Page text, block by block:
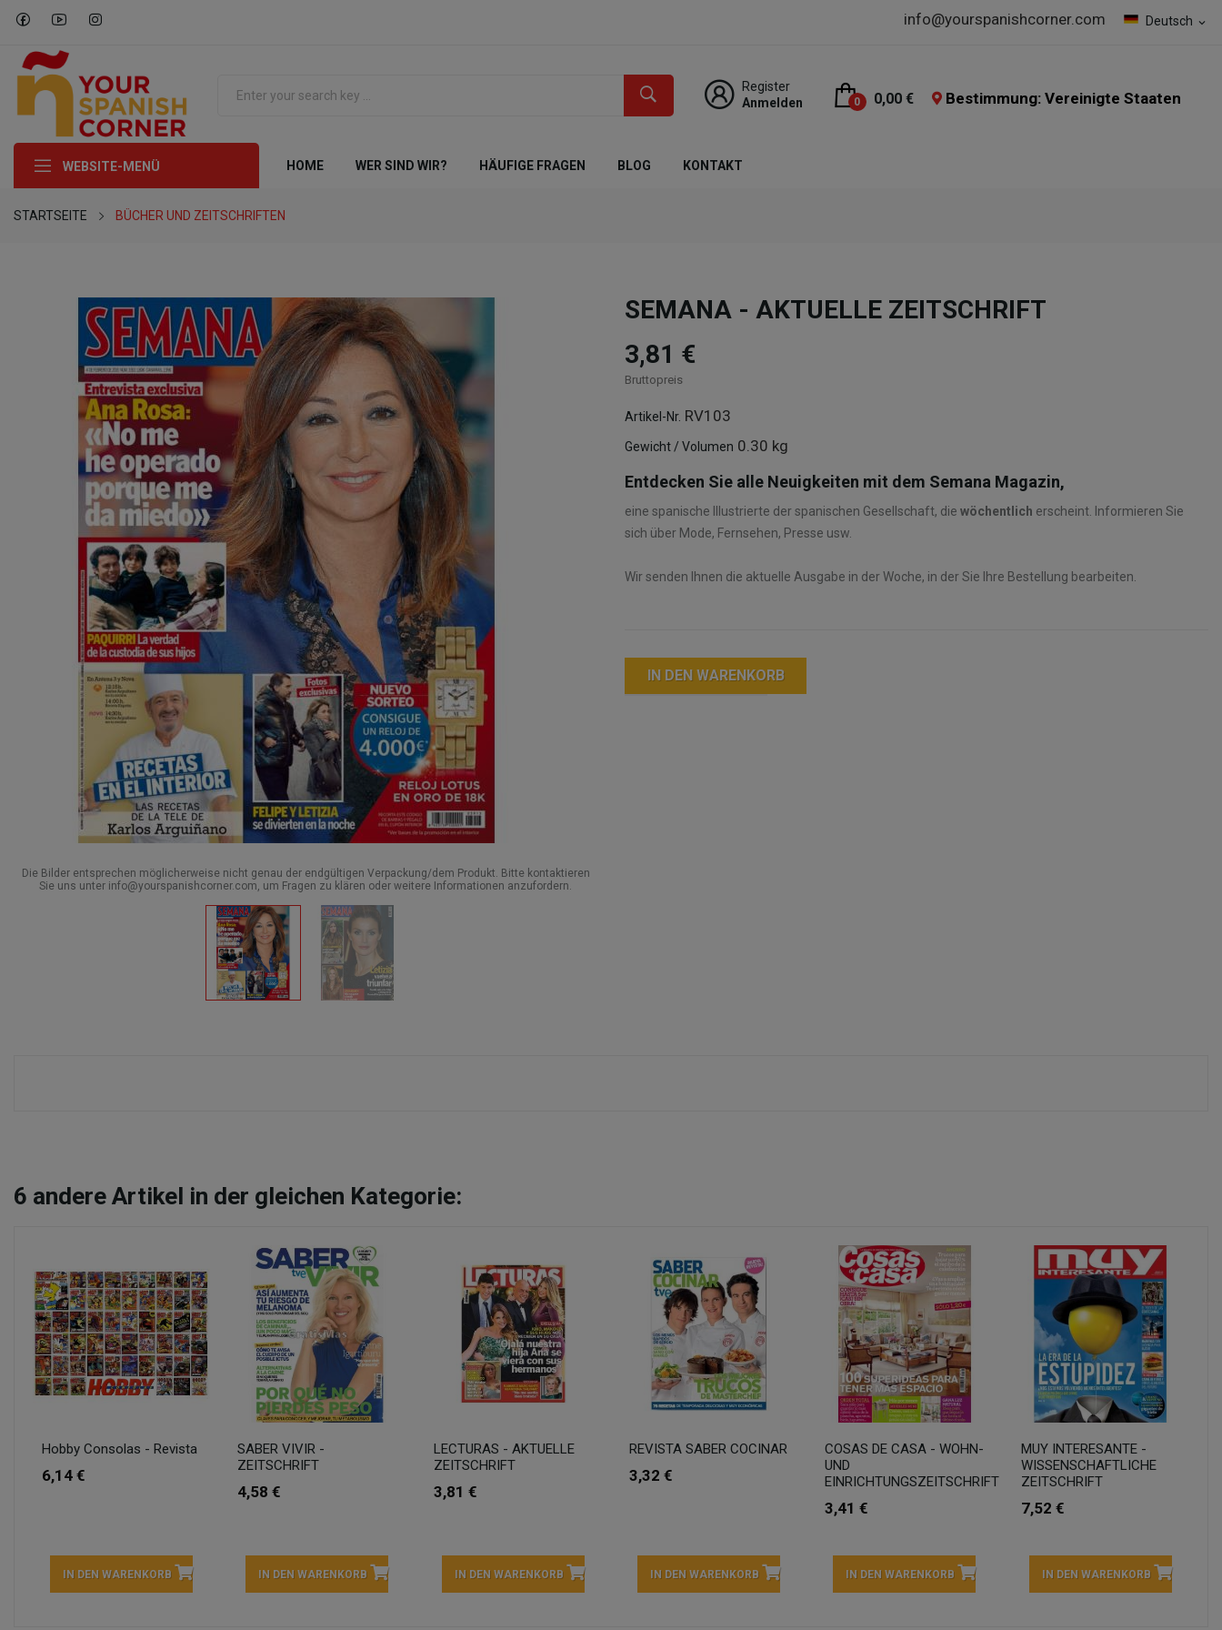
Deutsch expand_more
info@yourspanishcorner.com
Register
Anmelden
0 0,00 € Bestimmung: Vereinigte Staaten
WEBSITE-MENÜ HOME WER SIND WIR? HÄUFIGE FRAGEN BLOG KONTAKT
STARTSEITE BÜCHER UND ZEITSCHRIFTEN
Die Bilder entsprechen möglicherweise nicht genau der endgültigen Verpackung/dem Produkt. Bitte kontaktieren
Sie uns unter info@yourspanishcorner.com, um Fragen zu klären oder weitere Informationen anzufordern.
SEMANA - AKTUELLE ZEITSCHRIFT
3,81 €
Bruttopreis
Artikel-Nr. RV103
Gewicht / Volumen 0.30 kg
Entdecken Sie alle Neuigkeiten mit dem Semana Magazin,
eine spanische Illustrierte der spanischen Gesellschaft, die wöchentlich erscheint. Informieren Sie
sich über Mode, Fernsehen, Presse usw.
Wir senden Ihnen die aktuelle Ausgabe in der Woche, in der Sie Ihre Bestellung bearbeiten.
IN DEN WARENKORB
6 andere Artikel in der gleichen Kategorie:
Hobby Consolas - Revista
6,14 €
IN DEN WARENKORB
SABER VIVIR -
ZEITSCHRIFT
4,58 €
IN DEN WARENKORB
LECTURAS - AKTUELLE
ZEITSCHRIFT
3,81 €
IN DEN WARENKORB
REVISTA SABER COCINAR
3,32 €
IN DEN WARENKORB
COSAS DE CASA - WOHN-
UND
EINRICHTUNGSZEITSCHRIFT
3,41 €
IN DEN WARENKORB
MUY INTERESANTE -
WISSENSCHAFTLICHE
ZEITSCHRIFT
7,52 €
IN DEN WARENKORB